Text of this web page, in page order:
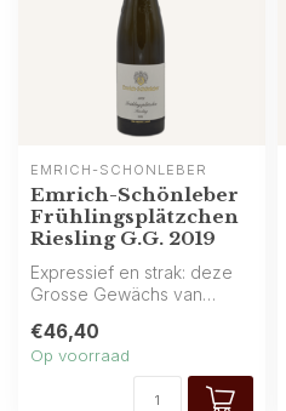
EMRICH-SCHÖNLEBER
Emrich-Schönleber
Frühlingsplätzchen
Riesling G.G. 2019
Expressief en strak: deze
Grosse Gewächs van
grapefruit...
€46,40
Op voorraad